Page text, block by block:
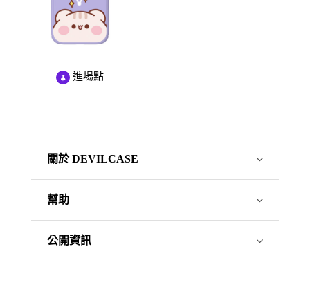
進場點
關於 DEVILCASE
幫助
公開資訊